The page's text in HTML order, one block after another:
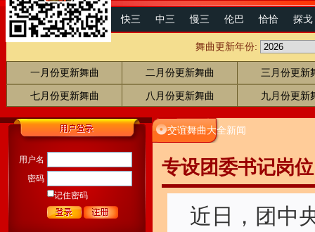
快四 中四 慢四 快三 中三 慢三 伦巴 恰恰 探戈
舞曲更新年份:
一月份更新舞曲 二月份更新舞曲 三月份更新
七月份更新舞曲 八月份更新舞曲 九月份更新
用户名
密码
记住密码
交谊舞曲大全新闻
专设团委书记岗位
近日，团中